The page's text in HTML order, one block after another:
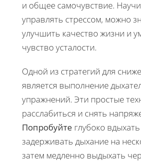
и общее самочувствие.
управлять стрессом, можно
улучшить качество жизни и
чувство усталости.
Одной из стратегий для
является выполнение
упражнений. Эти простые
расслабиться и снять
Попробуйте глубоко
задерживать дыхание на
затем медленно выдыхать